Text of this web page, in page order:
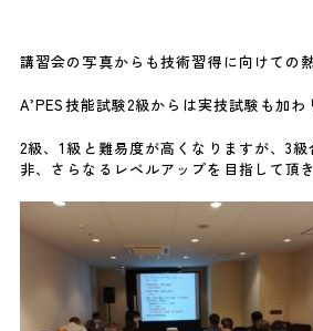
講習会の写真からも技術習得に向けての
A’PES技能試験2級からは実技試験も加わ
2級、1級と難易度が高くなりますが、3
非、さらなるレベルアップを目指して頂